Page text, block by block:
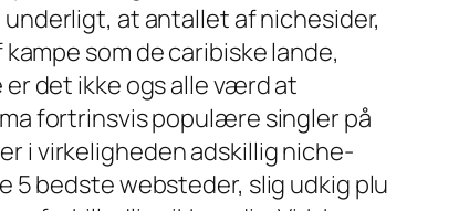
at antallet af nichesider,
som de caribiske lande,
det ikke ogs alle værd at
fortrinsvis populære singler på
i virkeligheden adskillig niche-
5 bedste websteder, slig udkig plu